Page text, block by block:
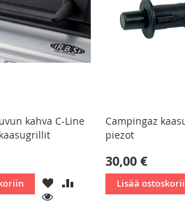
kahva C-Line
LISÄÄ
TOIVELISTAAN
LISÄÄ
VERTAILUUN
KATSO
Campingaz
piezot
30,00 €
Lisää